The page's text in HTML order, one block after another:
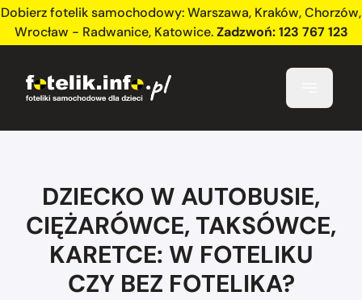
Dobierz fotelik samochodowy:Warszawa, Kraków,Chorzów,
Wrocław - Radwanice, Katowice.Zadzwoń:123 767 123
DZIECKO W AUTOBUSIE,
CIĘŻARÓWCE, TAKSÓWCE,
KARETCE: W FOTELIKU
CZY BEZ FOTELIKA?